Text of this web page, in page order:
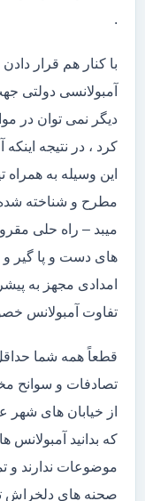
.
با کنار هم قرار
آمبولانسی دولتی
دیگر نمی توان در
کرد ، در نتیجه
این وسیله به
مطرح و شناخته شده
میبد – راه حلی
های دست و پا گیر و
امدادی مجهز به
تفاوت آمبولانس
قطعاً همه شما
تصادفات و سوانح
از خیابان های شهر
که بدانید
موضوعات ندارند و
صحنه های دلخراش